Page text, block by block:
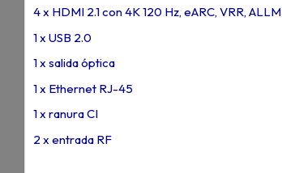
4 x HDMI 2.1 con 4K 120 Hz, eARC, VRR, ALLM
1 x USB 2.0
1 x salida óptica
1 x Ethernet RJ-45
1 x ranura CI
2 x entrada RF